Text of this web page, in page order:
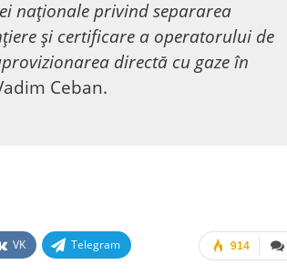
naționale privind separarea
și certificare a operatorului de
directă cu gaze în
Ceban.
914
VK Telegram